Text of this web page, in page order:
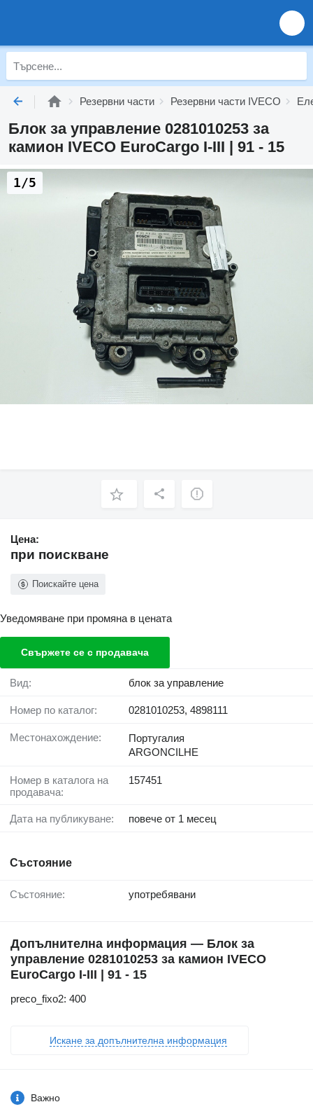
Резервни части Резервни части IVECO
Блок за управление 0281010253 за
камион IVECO EuroCargo I-III | 91 - 15
1/5
Цена:
при поискване
Поискайте цена
Уведомяване при промяна в цената
Свържете се с продавача
Вид: блок за управление
Номер по каталог: 0281010253, 4898111
Местонахождение:
Португалия
ARGONCILHE
Номер в каталога на
продавача:
157451
Дата на публикуване: повече от 1 месец
Състояние
Състояние: употребявани
Допълнителна информация — Блок за
управление 0281010253 за камион IVECO
EuroCargo I-III | 91 - 15
preco_fixo2: 400
Искане за допълнителна информация
Важно